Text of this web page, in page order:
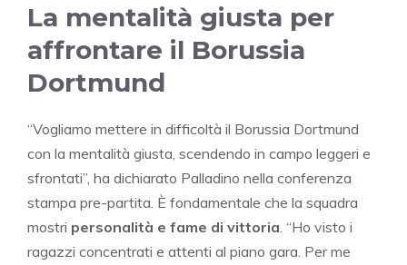
La mentalità giusta per
affrontare il Borussia
Dortmund
“Vogliamo mettere in difficoltà il Borussia Dortmund
con la mentalità giusta, scendendo in campo leggeri e
sfrontati”, ha dichiarato Palladino nella conferenza
stampa pre-partita. È fondamentale che la squadra
mostri personalità e fame di vittoria . “Ho visto i
ragazzi concentrati e attenti al piano gara. Per me